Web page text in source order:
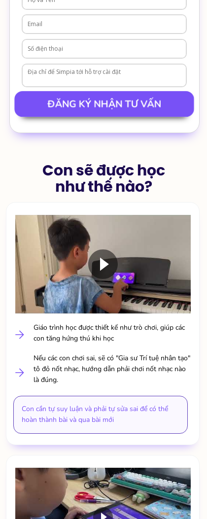
ĐĂNG KÝ NHẬN TƯ VẤN
Con sẽ được học
như thế nào?
Giáo trình học được thiết kế như trò chơi, giúp các
con tăng hứng thú khi học
Nếu các con chơi sai, sẽ có "Gia sư Trí tuệ nhân tạo"
tô đỏ nốt nhạc, hướng dẫn phải chơi nốt nhạc nào
là đúng.
Con cần tự suy luận và phải tự sửa sai để có thể
hoàn thành bài và qua bài mới